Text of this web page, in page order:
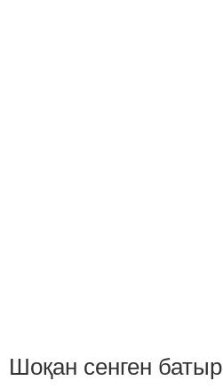
Шоқан сенген батыр